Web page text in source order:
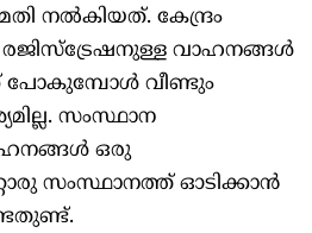
നൽകിയത്. കേന്ദ്രം
രജിസ്ട്രേഷനുള്ള വാഹനങ്ങൾ
പോകുമ്പോൾ വീണ്ടും
സംസ്ഥാന
ഒരു
സംസ്ഥാനത്ത് ഓടിക്കാൻ